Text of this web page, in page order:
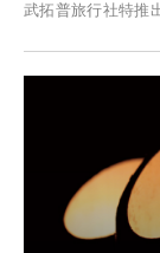
武拓普旅行社特推